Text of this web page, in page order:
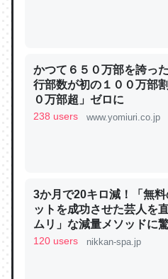
─ニュース :: 【研究発表】昆虫
これを元に考えるとカルシ
類だと殻を無くしてナメク
─ニュース :: 【研究発表】昆虫
ウチもEchoを実家に置いて
中。あと、Googleマップで
かつて６５０万部を誇っ
行部数が初の１００万部
０万部超」ゼロに
238 users www.yomiuri.co.jp
3か月で20キロ減！「無
ットを成功させた芸人を
ムリ」な減量メソッドに
120 users nikkan-spa.jp